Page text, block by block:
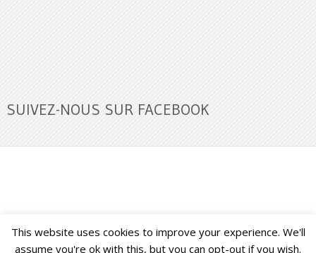
SUIVEZ-NOUS SUR FACEBOOK
Buzz Ultra Copyright © 2026. Back to Top ↑
This website uses cookies to improve your experience. We'll
assume you're ok with this, but you can opt-out if you wish.